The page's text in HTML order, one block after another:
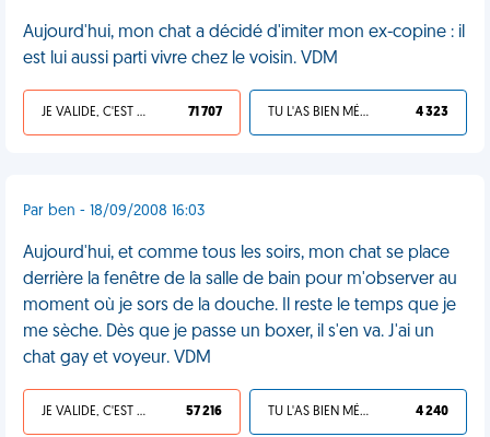
Aujourd'hui, mon chat a décidé d'imiter mon ex-copine : il
est lui aussi parti vivre chez le voisin. VDM
JE VALIDE, C'EST UNE VDM 71 707 TU L'AS BIEN MÉRITÉ 4 323
Par ben - 18/09/2008 16:03
Aujourd'hui, et comme tous les soirs, mon chat se place
derrière la fenêtre de la salle de bain pour m'observer au
moment où je sors de la douche. Il reste le temps que je
me sèche. Dès que je passe un boxer, il s'en va. J'ai un
chat gay et voyeur. VDM
JE VALIDE, C'EST UNE VDM 57 216 TU L'AS BIEN MÉRITÉ 4 240